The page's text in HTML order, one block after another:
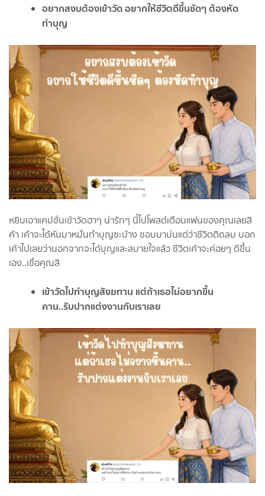
อยากสงบต้องเข้าวัด อยากให้ชีวิตดีขึ้นชัดๆ ต้องหัด
ทำบุญ
หยิบเอาแคปชั่นเข้าวัดฮาๆ น่ารักๆ นี้ไปโพสต์เตือนแฟนของคุณเลยสิ
ค้า เค้าจะได้หันมาหมั่นทำบุญซะบ้าง ชอบมาบ่นแต่ว่าชีวิตติดลบ บอก
เค้าไปเลยว่านอกจากจะได้บุญและสบายใจแล้ว ชีวิตเค้าจะค่อยๆ ดีขึ้น
เอง..เชื่อคุณสิ
เข้าวัดไปทำบุญสังฆทาน แต่ถ้าเธอไม่อยากขึ้น
คาน..รับปากแต่งงานกับเราเลย